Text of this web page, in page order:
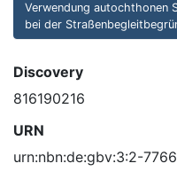
Verwendung autochthonen
bei der
Discovery
816190216
URN
urn:nbn:de:gbv:3:2-